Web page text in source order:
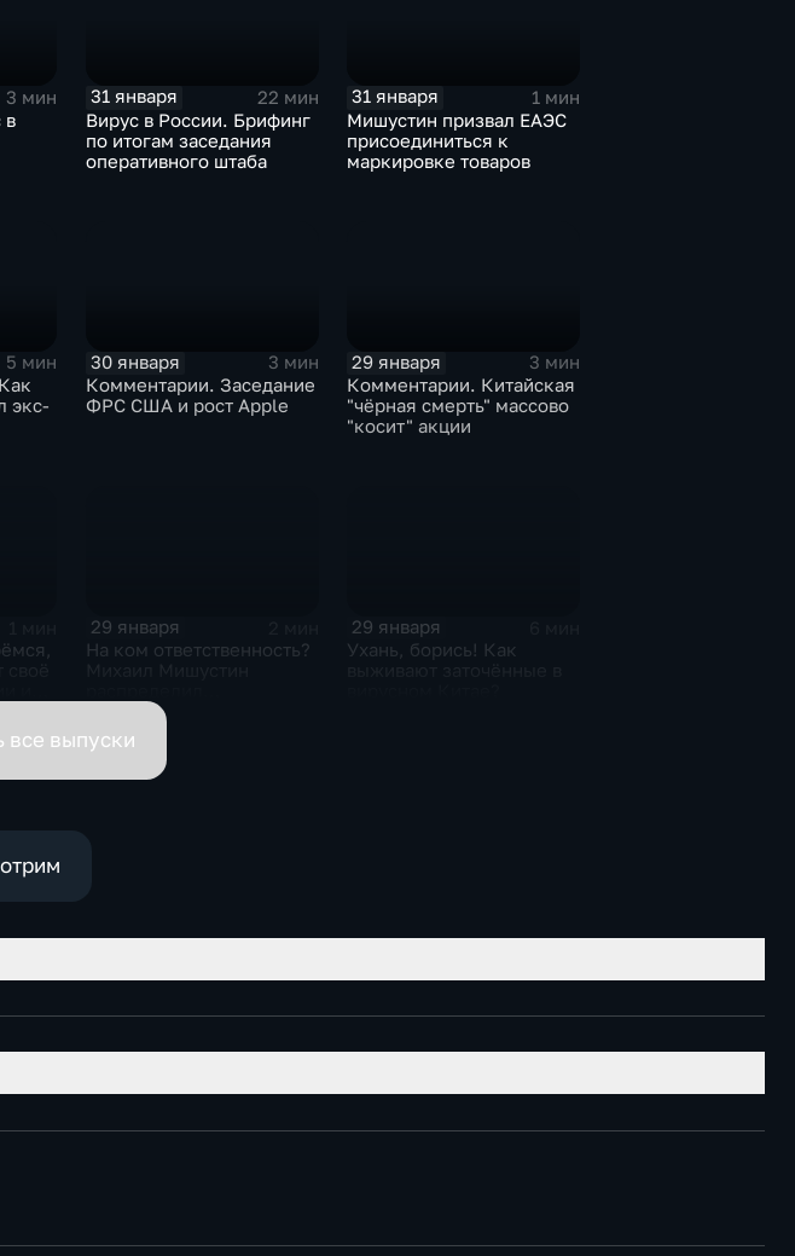
3 мин
в
31 января
22 мин
Вирус в России. Брифинг
по итогам заседания
оперативного штаба
31 января
1 мин
Мишустин призвал ЕАЭС
присоединиться к
маркировке товаров
5 мин
экс-
30 января
3 мин
Комментарии. Заседание
ФРС США и рост Apple
29 января
3 мин
Комментарии. Китайская
"чёрная смерть" массово
"косит" акции
29 января
На ком ответственность?
обязанности вице-
премьеров
29 января
Ухань, борись! Как
все выпуски